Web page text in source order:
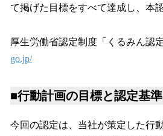
て掲げた目標をすべて達成し、本
厚生労働省認定制度「くるみん認
go.jp/
■行動計画の目標と認定基
今回の認定は、当社が策定した行